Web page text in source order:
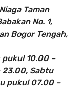
Taman
No. 1,
Bogor Tengah,
pukul 10.00 –
Sabtu
pukul 07.00 –